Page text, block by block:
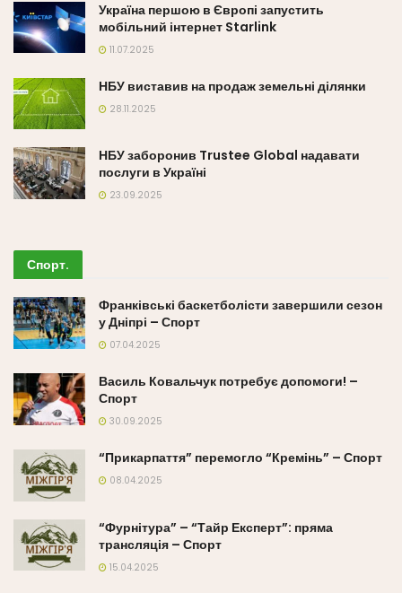
Україна першою в Європі запустить
мобільний інтернет Starlink
11.07.2025
НБУ виставив на продаж земельні ділянки
28.11.2025
НБУ заборонив Trustee Global надавати
послуги в Україні
23.09.2025
Спорт.
Франківські баскетболісти завершили сезон
у Дніпрі – Спорт
07.04.2025
Василь Ковальчук потребує допомоги! –
Спорт
30.09.2025
“Прикарпаття” перемогло “Кремінь” – Спорт
08.04.2025
“Фурнітура” – “Тайр Експерт”: пряма
трансляція – Спорт
15.04.2025